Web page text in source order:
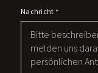
Nachricht *